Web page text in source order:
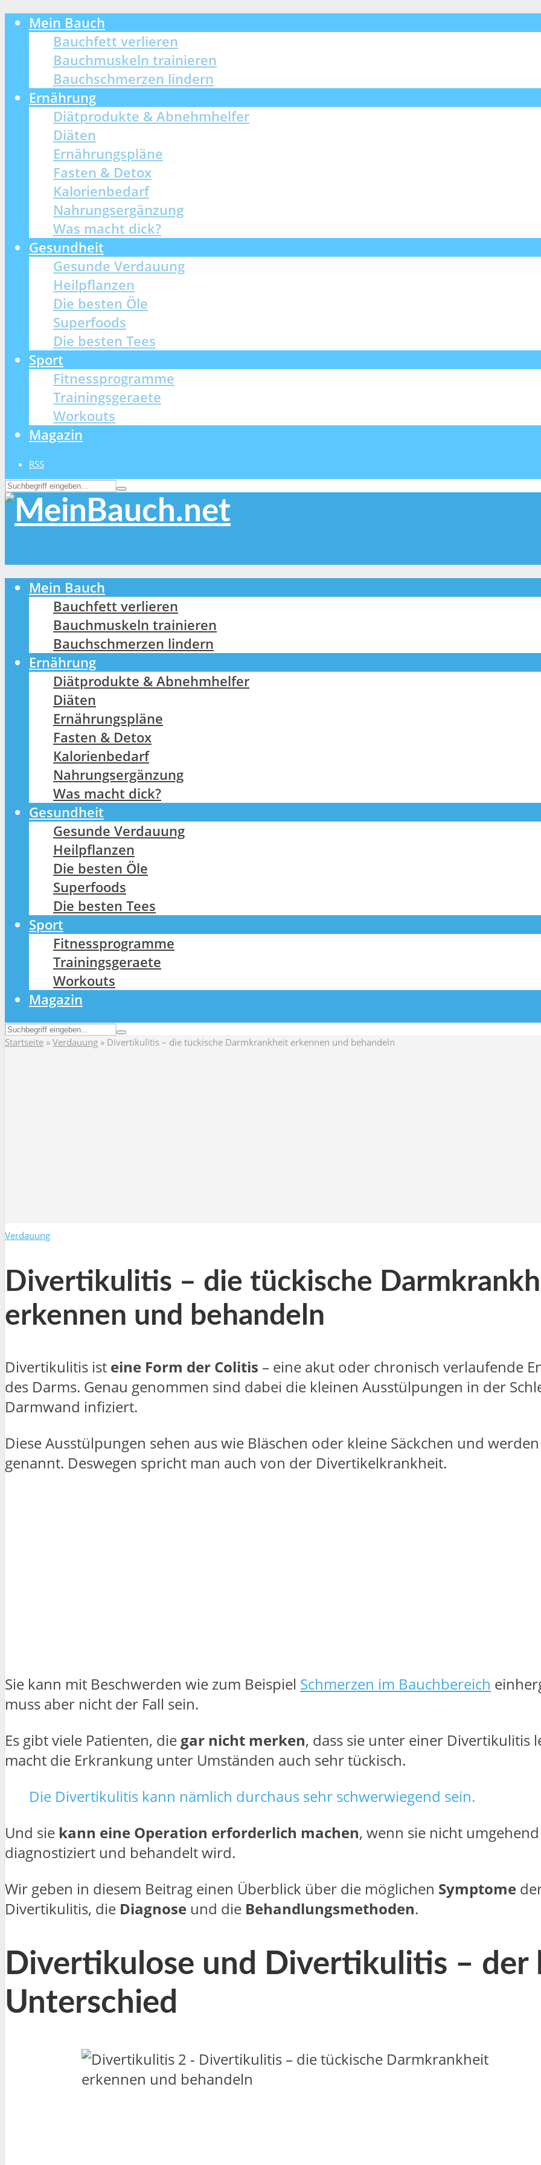
Mein Bauch
Bauchfett verlieren
Bauchmuskeln trainieren
Bauchschmerzen lindern
Ernährung
Diätprodukte & Abnehmhelfer
Diäten
Ernährungspläne
Fasten & Detox
Kalorienbedarf
Nahrungsergänzung
Was macht dick?
Gesundheit
Gesunde Verdauung
Heilpflanzen
Die besten Öle
Superfoods
Die besten Tees
Sport
Fitnessprogramme
Trainingsgeraete
Workouts
Magazin
RSS
Mein Bauch
Bauchfett verlieren
Bauchmuskeln trainieren
Bauchschmerzen lindern
Ernährung
Diätprodukte & Abnehmhelfer
Diäten
Ernährungspläne
Fasten & Detox
Kalorienbedarf
Nahrungsergänzung
Was macht dick?
Gesundheit
Gesunde Verdauung
Heilpflanzen
Die besten Öle
Superfoods
Die besten Tees
Sport
Fitnessprogramme
Trainingsgeraete
Workouts
Magazin
Startseite » Verdauung » Divertikulitis – die tückische Darmkrankheit erkennen und behandeln
Verdauung
Divertikulitis – die tückische
erkennen und behandeln
Divertikulitis ist eine Form der Colitis – eine akut oder chronisch verlaufende
des Darms. Genau genommen sind dabei die kleinen Ausstülpungen in der
Darmwand infiziert.
Diese Ausstülpungen sehen aus wie Bläschen oder kleine Säckchen und
genannt. Deswegen spricht man auch von der Divertikelkrankheit.
Sie kann mit Beschwerden wie zum Beispiel Schmerzen im Bauchbereich
muss aber nicht der Fall sein.
Es gibt viele Patienten, die gar nicht merken, dass sie unter einer Divertikulitis
macht die Erkrankung unter Umständen auch sehr tückisch.
Die Divertikulitis kann nämlich durchaus sehr schwerwiegend sein.
Und sie kann eine Operation erforderlich machen, wenn sie nicht umgehend
diagnostiziert und behandelt wird.
Wir geben in diesem Beitrag einen Überblick über die möglichen Symptome
Divertikulitis, die Diagnose und die Behandlungsmethoden.
Divertikulose und Divertikulitis – der
Unterschied